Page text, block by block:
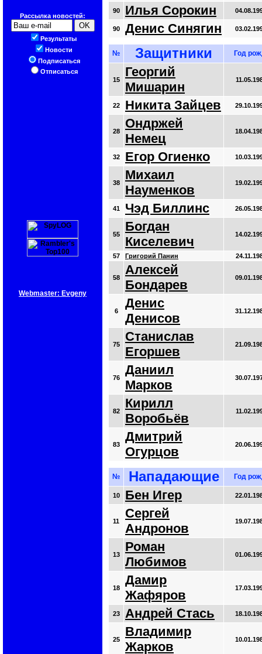
Рассылка новостей:
Результаты
Новости
Подписаться
Отписаться
Webmaster: Evgeny
90 Илья Сорокин
90 Денис Синягин
№ Защитники Год
15
Георгий
Мишарин
22 Никита Зайцев
28
Ондржей
Немец
32 Егор Огиенко
38
Михаил
Науменков
41 Чэд Биллинс
55
Богдан
Киселевич
57 Григорий Панин
58
Алексей
Бондарев
6
Денис
Денисов
75
Станислав
Егоршев
76
Даниил
Марков
82
Кирилл
Воробьёв
83
Дмитрий
Огурцов
№ Нападающие Год
10 Бен Игер
11
Сергей
Андронов
13
Роман
Любимов
18
Дамир
Жафяров
23 Андрей Стась
25
Владимир
Жарков